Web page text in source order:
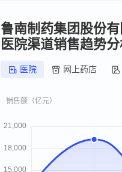
鲁南制药集团股份
医院渠道销售趋势
医院 网上药店